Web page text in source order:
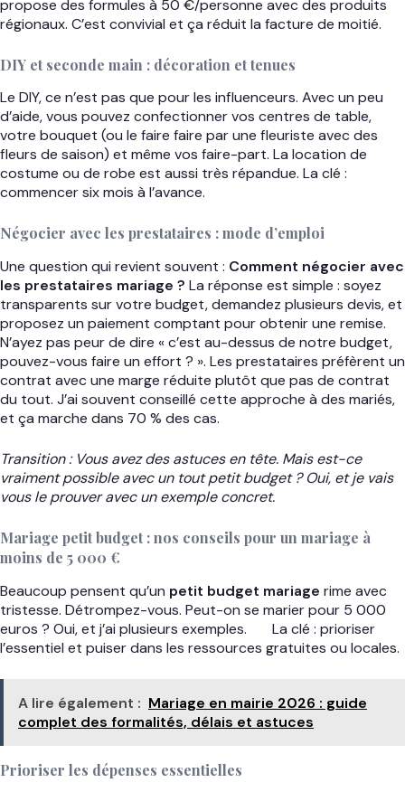
propose des formules à 50 €/personne avec des produits
régionaux. C’est convivial et ça réduit la facture de moitié.
DIY et seconde main : décoration et tenues
Le DIY, ce n’est pas que pour les influenceurs. Avec un peu
d’aide, vous pouvez confectionner vos centres de table,
votre bouquet (ou le faire faire par une fleuriste avec des
fleurs de saison) et même vos faire-part. La location de
costume ou de robe est aussi très répandue. La clé :
commencer six mois à l’avance.
Négocier avec les prestataires : mode d’emploi
Une question qui revient souvent : Comment négocier avec
les prestataires mariage ? La réponse est simple : soyez
transparents sur votre budget, demandez plusieurs devis, et
proposez un paiement comptant pour obtenir une remise.
N’ayez pas peur de dire « c’est au-dessus de notre budget,
pouvez-vous faire un effort ? ». Les prestataires préfèrent un
contrat avec une marge réduite plutôt que pas de contrat
du tout. J’ai souvent conseillé cette approche à des mariés,
et ça marche dans 70 % des cas.
Transition : Vous avez des astuces en tête. Mais est-ce
vraiment possible avec un tout petit budget ? Oui, et je vais
vous le prouver avec un exemple concret.
Mariage petit budget : nos conseils pour un mariage à
moins de 5 000 €
Beaucoup pensent qu’un petit budget mariage rime avec
tristesse. Détrompez-vous. Peut-on se marier pour 5 000
euros ? Oui, et j’ai plusieurs exemples.
La clé : prioriser
l’essentiel et puiser dans les ressources gratuites ou locales.
A lire également : Mariage en mairie 2026 : guide
complet des formalités, délais et astuces
Prioriser les dépenses essentielles